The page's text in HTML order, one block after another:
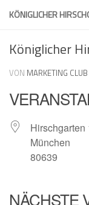
Skip
KÖNIGLICHER
Königlicher
VON MARKETING CLUB
Hirschgarten
München
80639
NÄCHSTE